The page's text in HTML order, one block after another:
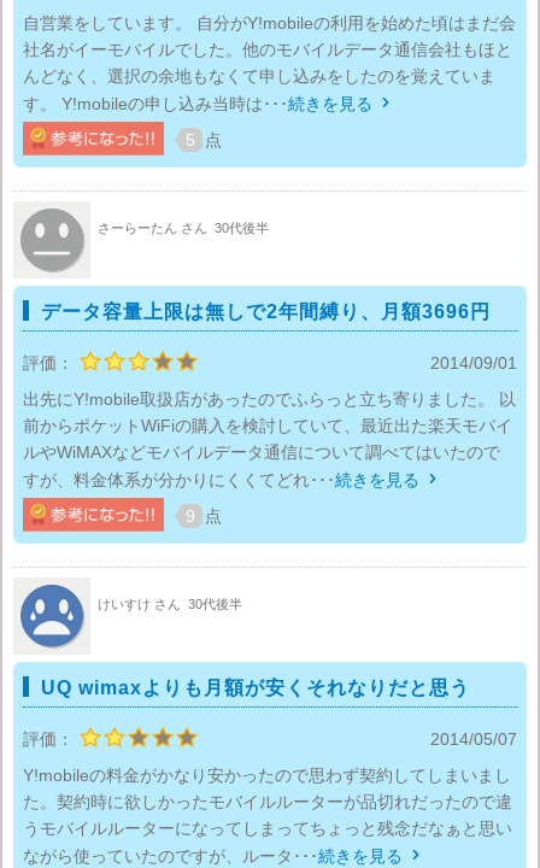
自営業をしています。 自分がY!mobileの利用を始めた頃はまだ会
社名がイーモバイルでした。他のモバイルデータ通信会社もほと
んどなく、選択の余地もなくて申し込みをしたのを覚えていま
す。 Y!mobileの申し込み当時は･･･続きを見る 
5 点
さーらーたん さん 30代後半
データ容量上限は無しで2年間縛り、月額3696円
評価：
2014/09/01
出先にY!mobile取扱店があったのでふらっと立ち寄りました。 以
前からポケットWiFiの購入を検討していて、最近出た楽天モバイ
ルやWiMAXなどモバイルデータ通信について調べてはいたので
すが、料金体系が分かりにくくてどれ･･･続きを見る 
9 点
けいすけ さん 30代後半
UQ wimaxよりも月額が安くそれなりだと思う
評価：
2014/05/07
Y!mobileの料金がかなり安かったので思わず契約してしまいまし
た。契約時に欲しかったモバイルルーターが品切れだったので違
うモバイルルーターになってしまってちょっと残念だなぁと思い
ながら使っていたのですが、ルータ･･･続きを見る 